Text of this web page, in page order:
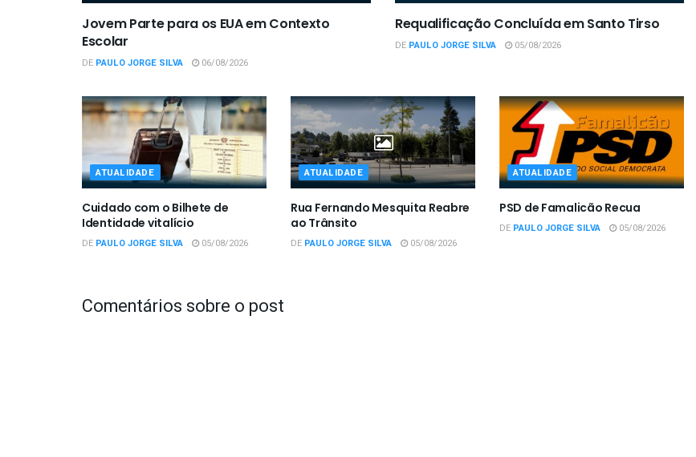
Jovem Parte para os EUA em Contexto
Escolar
DE PAULO JORGE SILVA 06/08/2026
Requalificação Concluída em Santo Tirso
DE PAULO JORGE SILVA 05/08/2026
ATUALIDADE
Cuidado com o Bilhete de
Identidade vitalício
DE PAULO JORGE SILVA 05/08/2026
ATUALIDADE
Rua Fernando Mesquita Reabre
ao Trânsito
DE PAULO JORGE SILVA 05/08/2026
ATUALIDADE
PSD de Famalicão Recua
DE PAULO JORGE SILVA 05/08/2026
Comentários sobre o post